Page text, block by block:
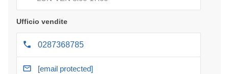
Ufficio vendite
0287368785
[email protected]